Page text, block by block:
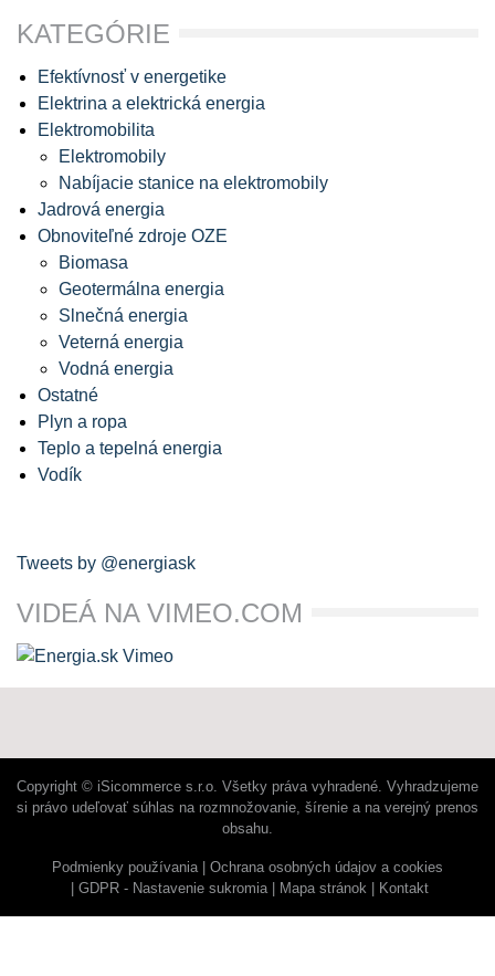
KATEGÓRIE
Efektívnosť v energetike
Elektrina a elektrická energia
Elektromobilita
Elektromobily
Nabíjacie stanice na elektromobily
Jadrová energia
Obnoviteľné zdroje OZE
Biomasa
Geotermálna energia
Slnečná energia
Veterná energia
Vodná energia
Ostatné
Plyn a ropa
Teplo a tepelná energia
Vodík
Tweets by @energiask
VIDEÁ NA VIMEO.COM
Copyright © iSicommerce s.r.o. Všetky práva vyhradené. Vyhradzujeme
si právo udeľovať súhlas na rozmnožovanie, šírenie a na verejný prenos
obsahu.
Podmienky používania
Ochrana osobných údajov a cookies
GDPR - Nastavenie sukromia
Mapa stránok Kontakt